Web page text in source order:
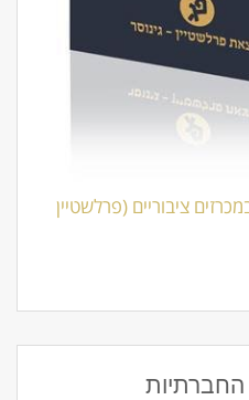
ציבוריים (פרלשטיין
החברתיות